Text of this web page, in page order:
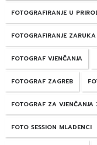
FOTOGRAFIRANJE U
FOTOGRAFIRANJE ZARUKA
FOTOGRAF VJENČANJA
FOTOGRAF ZAGREB
FOTOGRAF ZA VJENČANJA
FOTO SESSION MLADENCI